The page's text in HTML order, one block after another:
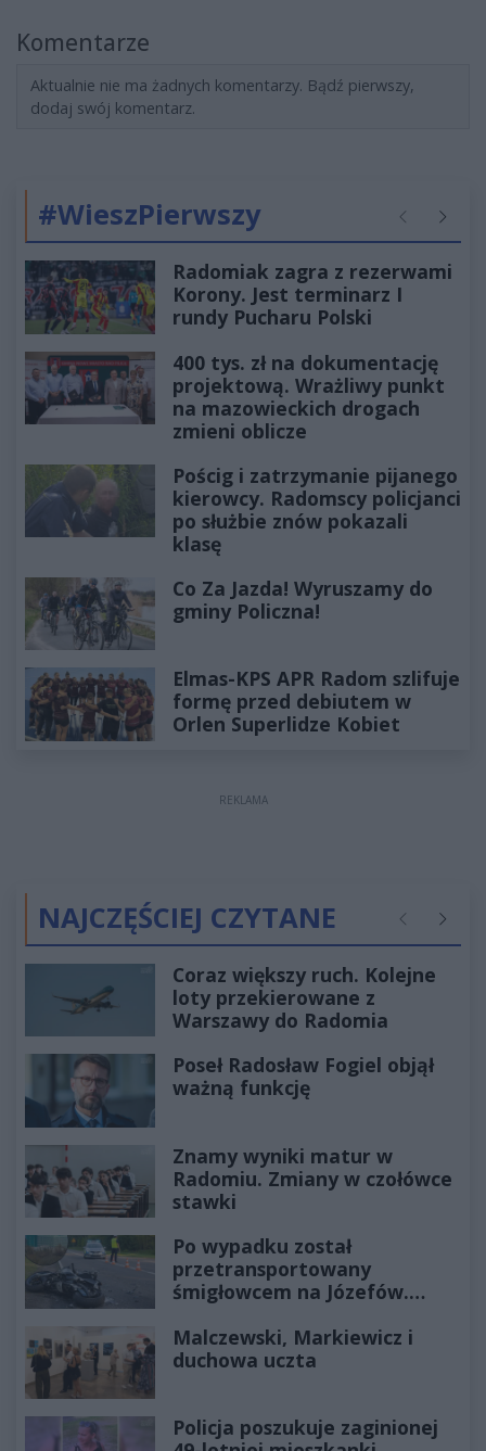
Komentarze
Aktualnie nie ma żadnych komentarzy. Bądź pierwszy,
dodaj swój komentarz.
#WieszPierwszy Poprzednie
Radomiak zagra z rezerwami
Korony. Jest terminarz I
rundy Pucharu Polski
400 tys. zł na dokumentację
projektową. Wrażliwy punkt
na mazowieckich drogach
zmieni oblicze
Pościg i zatrzymanie pijanego
kierowcy. Radomscy policjanci
po służbie znów pokazali
klasę
Co Za Jazda! Wyruszamy do
gminy Policzna!
Elmas-KPS APR Radom szlifuje
formę przed debiutem w
Orlen Superlidze Kobiet
REKLAMA
NAJCZĘŚCIEJ CZYTANE Poprzednie
Coraz większy ruch. Kolejne
loty przekierowane z
Warszawy do Radomia
Poseł Radosław Fogiel objął
ważną funkcję
Znamy wyniki matur w
Radomiu. Zmiany w czołówce
stawki
Po wypadku został
przetransportowany
śmigłowcem na Józefów.
Malczewski, Markiewicz i
duchowa uczta
Policja poszukuje zaginionej